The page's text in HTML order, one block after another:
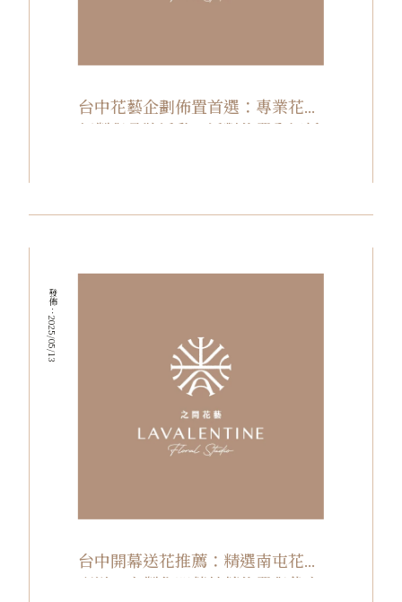
台中花藝企劃佈置首選：專業花禮
訂製與品牌活動、派對佈置全解析
台中開幕送花推薦：精選南屯花籃
配送、客製化開幕花藝佈置與代客
發佈：2025/05/13